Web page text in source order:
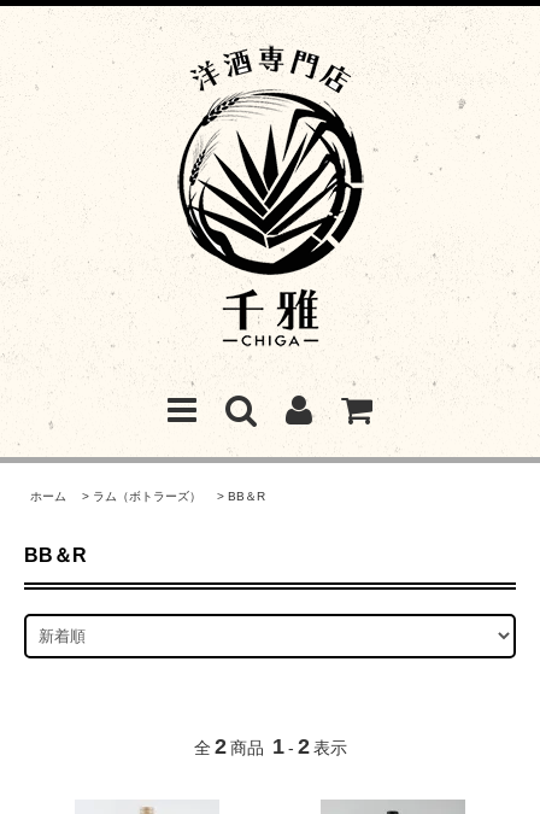
ホーム > ラム（ボトラーズ） > BB＆R
BB＆R
全 2 商品 1 - 2 表示